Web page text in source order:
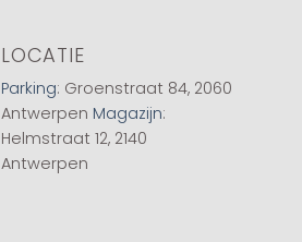
LOCATIE
Parking: Groenstraat 84, 2060
Antwerpen Magazijn:
Helmstraat 12, 2140
Antwerpen